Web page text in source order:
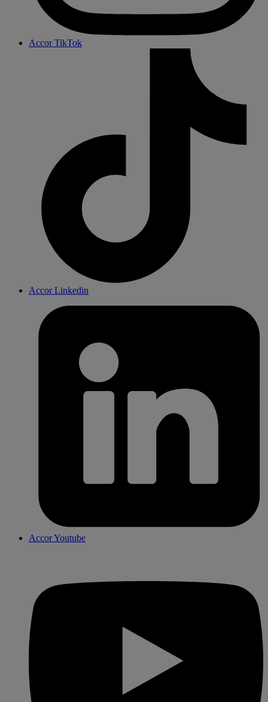
Accor TikTok
Accor Linkedin
Accor Youtube